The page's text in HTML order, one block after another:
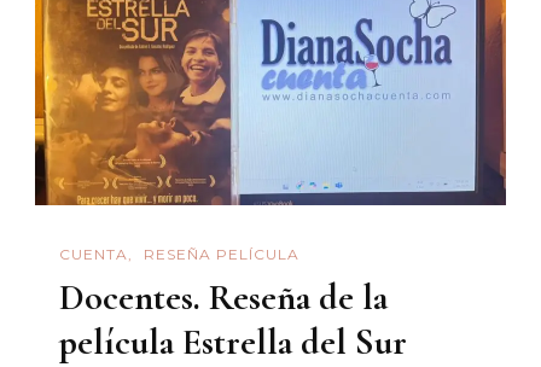
Desde
Los
Jóvenes
CUENTA RESEÑA PELÍCULA
Docentes. Reseña de la
película Estrella del Sur